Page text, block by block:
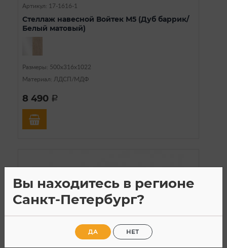
Артикул: 17-1616-1
Стеллаж навесной Войтек М5 (Дуб баррик/
Белый матовый)
Размеры: 500х316х1022
Материал: ЛДСП/МДФ
8 490 a
Вы находитесь в регионе
Санкт-Петербург?
ДА НЕТ